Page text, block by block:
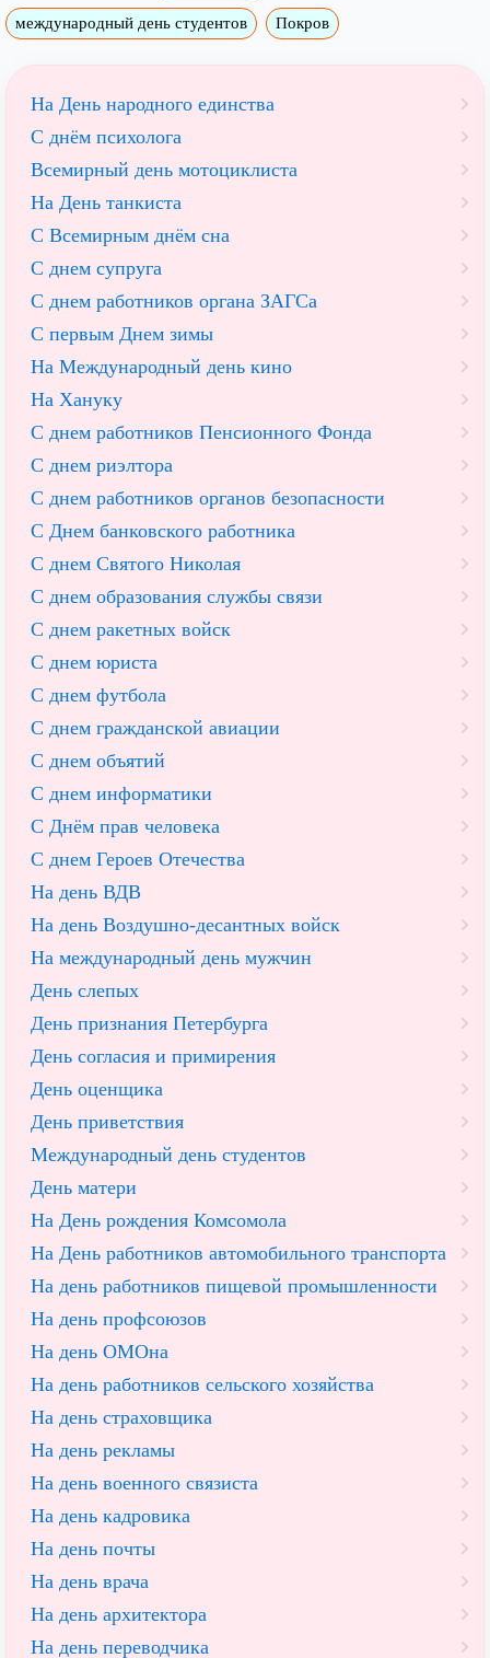
международный день студентов Покров
На День народного единства
С днём психолога
Всемирный день мотоциклиста
На День танкиста
С Всемирным днём сна
С днем супруга
С днем работников органа ЗАГСа
С первым Днем зимы
На Международный день кино
На Хануку
С днем работников Пенсионного Фонда
С днем риэлтора
С днем работников органов безопасности
С Днем банковского работника
С днем Святого Николая
С днем образования службы связи
С днем ракетных войск
С днем юриста
С днем футбола
С днем гражданской авиации
С днем объятий
С днем информатики
С Днём прав человека
С днем Героев Отечества
На день ВДВ
На день Воздушно-десантных войск
На международный день мужчин
День слепых
День признания Петербурга
День согласия и примирения
День оценщика
День приветствия
Международный день студентов
День матери
На День рождения Комсомола
На День работников автомобильного транспорта
На день работников пищевой промышленности
На день профсоюзов
На день ОМОна
На день работников сельского хозяйства
На день страховщика
На день рекламы
На день военного связиста
На день кадровика
На день почты
На день врача
На день архитектора
На день переводчика